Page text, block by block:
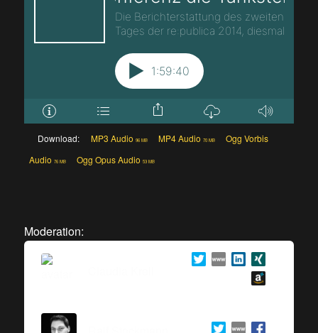
Download: MP3 Audio 96 MB MP4 Audio 70 MB
Ogg Vorbis
Audio 76 MB Ogg Opus Audio 53 MB
Moderation: